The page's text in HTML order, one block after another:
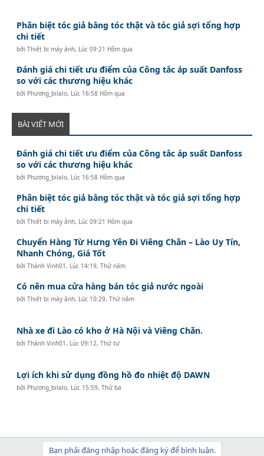
Phân biệt tóc giả bằng tóc thật và tóc giả sợi tổng hợp
chi tiết
bởiThiết bị máy ảnh, Lúc 09:21 Hôm qua
Đánh giá chi tiết ưu điểm của Công tắc áp suất Danfoss
so với các thương hiệu khác
bởi Phương_bilalo, Lúc 16:58 Hôm qua
BÀI VIẾT MỚI
Đánh giá chi tiết ưu điểm của Công tắc áp suất Danfoss
so với các thương hiệu khác
bởi Phương_bilalo, Lúc 16:58 Hôm qua
Phân biệt tóc giả bằng tóc thật và tóc giả sợi tổng hợp
chi tiết
bởiThiết bị máy ảnh, Lúc 09:21 Hôm qua
Chuyển Hàng Từ Hưng Yên Đi Viêng Chăn – Lào Uy Tín,
Nhanh Chóng, Giá Tốt
bởiThành Vinh01 , Lúc 14:19, Thứ năm
Có nên mua cửa hàng bán tóc giả nước ngoài
bởiThiết bị máy ảnh, Lúc 10:29, Thứ năm
Nhà xe đi Lào có kho ở Hà Nội và Viêng Chăn.
bởiThành Vinh01 , Lúc 09:12, Thứ tư
Lợi ích khi sử dụng đồng hồ đo nhiệt độ DAWN
bởi Phương_bilalo, Lúc 15:59, Thứ ba
Bạn phải đăng nhập hoặc đăng ký để bình luận.